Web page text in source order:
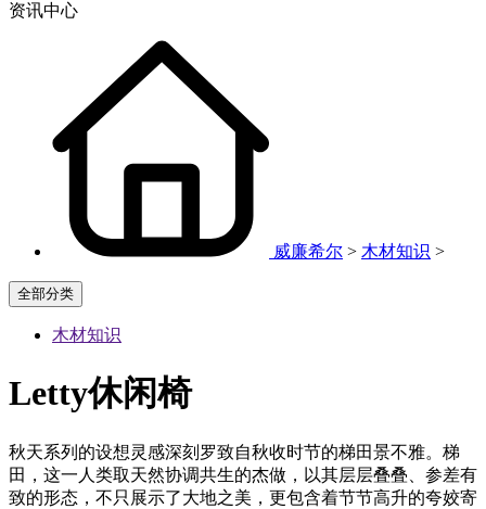
资讯中心
威廉希尔 > 木材知识 >
全部分类
木材知识
Letty休闲椅
秋天系列的设想灵感深刻罗致自秋收时节的梯田景不雅。梯
田，这一人类取天然协调共生的杰做，以其层层叠叠、参差有
致的形态，不只展示了大地之美，更包含着节节高升的夸姣寄